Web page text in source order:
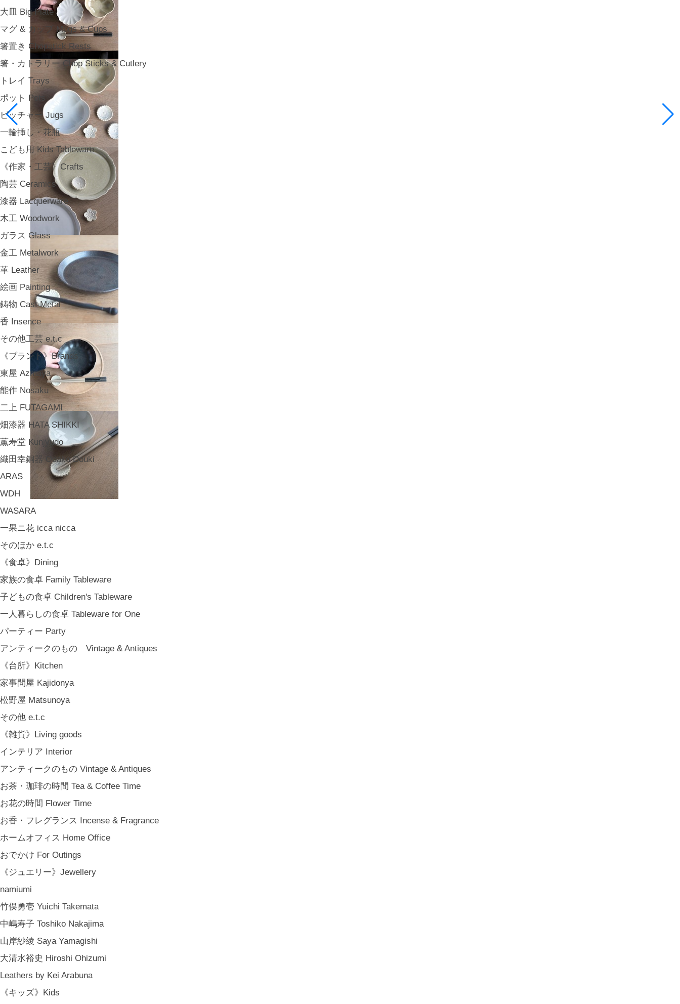
大皿 Big Plate
マグ & カップ Mugs & Cups
箸置き Chopstick Rests
箸・カトラリー Chop Sticks & Cutlery
トレイ Trays
ポット Pots
ピッチャー Jugs
一輪挿し・花瓶
こども用 Kids Tableware
《作家・工芸》Crafts
陶芸 Ceramics
漆器 Lacquerware
木工 Woodwork
ガラス Glass
金工 Metalwork
革 Leather
絵画 Painting
鋳物 Cast Metal
香 Insence
その他工芸 e.t.c
《ブランド》Brands
東屋 Azmaya
能作 Nosaku
二上 FUTAGAMI
畑漆器 HATA SHIKKI
薫寿堂 Kunjyudo
織田幸銅器 Odako Douki
ARAS
WDH
WASARA
一果ニ花 icca nicca
そのほか e.t.c
《食卓》Dining
家族の食卓 Family Tableware
子どもの食卓 Children's Tableware
一人暮らしの食卓 Tableware for One
パーティー Party
アンティークのもの Vintage & Antiques
《台所》Kitchen
家事問屋 Kajidonya
松野屋 Matsunoya
その他 e.t.c
《雑貨》Living goods
インテリア Interior
アンティークのもの Vintage & Antiques
お茶・珈琲の時間 Tea & Coffee Time
お花の時間 Flower Time
お香・フレグランス Incense & Fragrance
ホームオフィス Home Office
おでかけ For Outings
《ジュエリー》Jewellery
namiumi
竹俣勇壱 Yuichi Takemata
中嶋寿子 Toshiko Nakajima
山岸紗綾 Saya Yamagishi
大清水裕史 Hiroshi Ohizumi
Leathers by Kei Arabuna
《キッズ》Kids